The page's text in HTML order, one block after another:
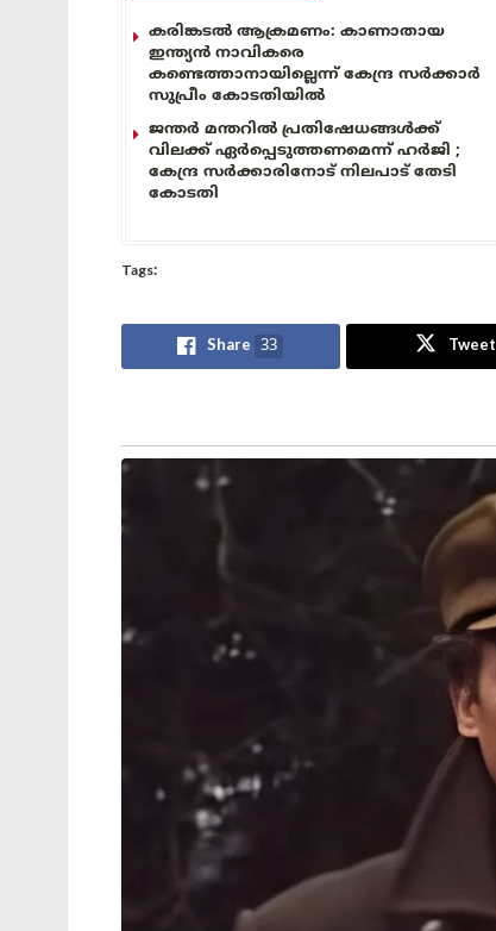
കരിങ്കടൽ ആക്രമണം: കാണാതായ
ഇന്ത്യൻ നാവികരെ
കണ്ടെത്താനായില്ലെന്ന് കേന്ദ്ര സർക്കാർ
സുപ്രീം കോടതിയിൽ
ജന്തർ മന്തറിൽ പ്രതിഷേധങ്ങൾക്ക്
വിലക്ക് ഏർപ്പെടുത്തണമെന്ന് ഹർജി ;
കേന്ദ്ര സർക്കാരിനോട് നിലപാട് തേടി
കോടതി
Tags:
Share 33 Tweet